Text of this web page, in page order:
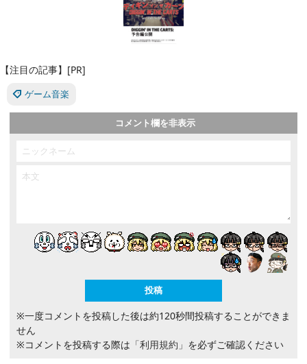
【注目の記事】[PR]
ゲーム音楽
コメント欄を非表示
※一度コメントを投稿した後は約120秒間投稿することができま
せん
※コメントを投稿する際は 「利用規約」 を必ずご確認ください